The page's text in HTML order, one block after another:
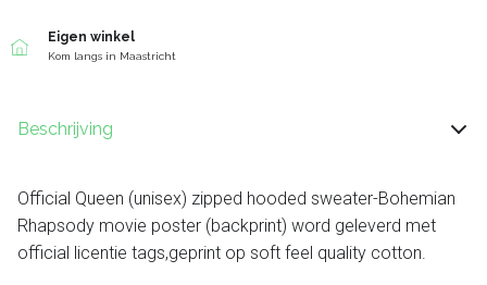
Eigen winkel
Kom langs in Maastricht
Beschrijving
Official Queen (unisex) zipped hooded sweater-Bohemian
Rhapsody movie poster (backprint) word geleverd met
official licentie tags,geprint op soft feel quality cotton.